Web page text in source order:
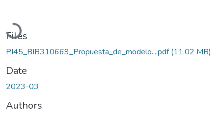
Loading...
Files
PI45_BIB310669_Propuesta_de_modelo....pdf(11.02 MB)
Date
2023-03
Authors